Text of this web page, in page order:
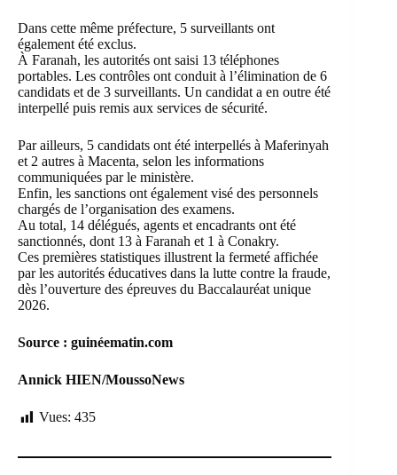
Dans cette même préfecture, 5 surveillants ont
également été exclus.
À Faranah, les autorités ont saisi 13 téléphones
portables. Les contrôles ont conduit à l’élimination de 6
candidats et de 3 surveillants. Un candidat a en outre été
interpellé puis remis aux services de sécurité.
Par ailleurs, 5 candidats ont été interpellés à Maferinyah
et 2 autres à Macenta, selon les informations
communiquées par le ministère.
Enfin, les sanctions ont également visé des personnels
chargés de l’organisation des examens.
Au total, 14 délégués, agents et encadrants ont été
sanctionnés, dont 13 à Faranah et 1 à Conakry.
Ces premières statistiques illustrent la fermeté affichée
par les autorités éducatives dans la lutte contre la fraude,
dès l’ouverture des épreuves du Baccalauréat unique
2026.
Source : guinéematin.com
Annick HIEN/MoussoNews
Vues: 435